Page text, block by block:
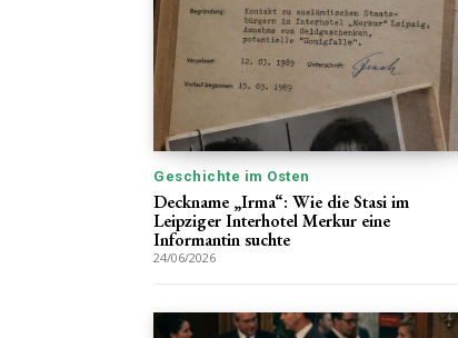
Geschichte im Osten
Deckname „Irma“: Wie die Stasi im
Leipziger Interhotel Merkur eine
Informantin suchte
24/06/2026